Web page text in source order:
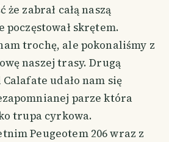
zabrał całą naszą
poczęstował skrętem.
trochę, ale pokonaliśmy z
naszej trasy. Drugą
udało nam się
parze która
trupa cyrkowa.
Peugeotem 206 wraz z